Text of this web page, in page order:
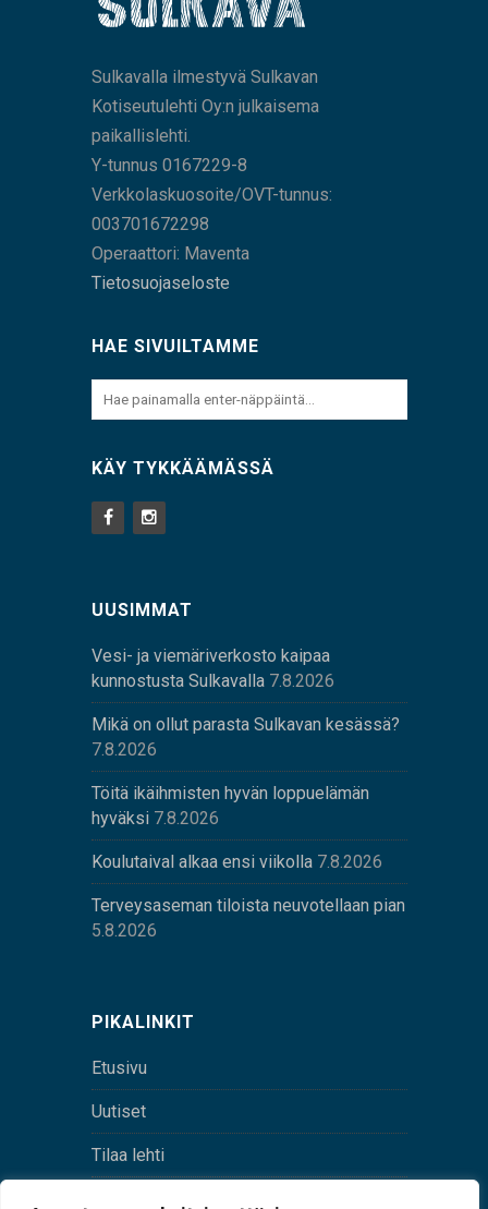
Sulkavalla ilmestyvä Sulkavan
Kotiseutulehti Oy:n julkaisema
paikallislehti.
Y-tunnus 0167229-8
Verkkolaskuosoite/OVT-tunnus:
003701672298
Operaattori: Maventa
Tietosuojaseloste
HAE SIVUILTAMME
KÄY TYKKÄÄMÄSSÄ
UUSIMMAT
Vesi- ja viemäriverkosto kaipaa
kunnostusta Sulkavalla 7.8.2026
Mikä on ollut parasta Sulkavan kesässä?
7.8.2026
Töitä ikäihmisten hyvän loppuelämän
hyväksi 7.8.2026
Koulutaival alkaa ensi viikolla 7.8.2026
Terveysaseman tiloista neuvotellaan pian
5.8.2026
PIKALINKIT
Etusivu
Uutiset
Tilaa lehti